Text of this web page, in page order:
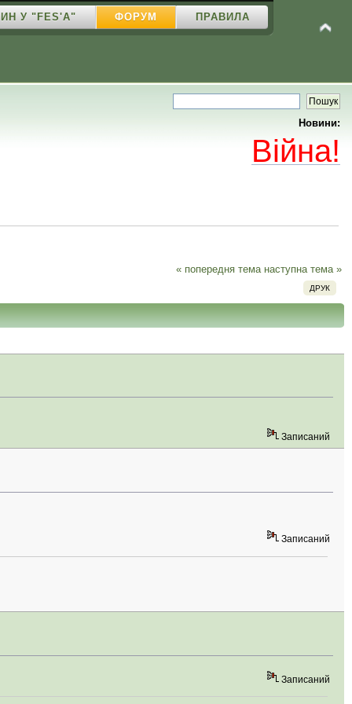
У "FES'A" ФОРУМ ПРАВИЛА
Новини:
Війна!
« попередня тема наступна тема »
ДРУК
Записаний
Записаний
Записаний